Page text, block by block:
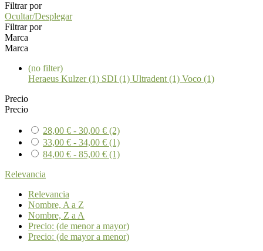
Filtrar por
Ocultar/Desplegar
Filtrar por
Marca
Marca
(no filter)
Heraeus Kulzer (1) SDI (1) Ultradent (1) Voco (1)
Precio
Precio
28,00 € - 30,00 € (2)
33,00 € - 34,00 € (1)
84,00 € - 85,00 € (1)
Relevancia
Relevancia
Nombre, A a Z
Nombre, Z a A
Precio: (de menor a mayor)
Precio: (de mayor a menor)